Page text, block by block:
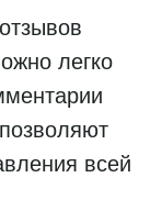
легко
всей